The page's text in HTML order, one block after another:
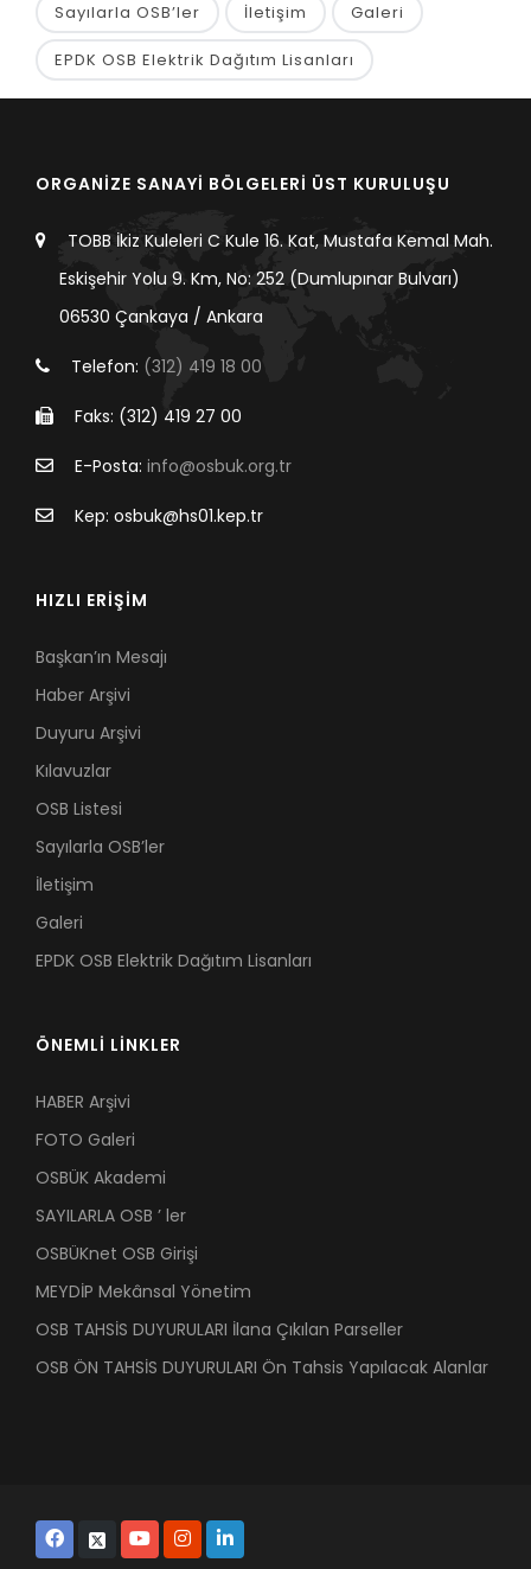
Sayılarla OSB’ler İletişim Galeri
EPDK OSB Elektrik Dağıtım Lisanları
ORGANİZE SANAYİ BÖLGELERİ ÜST KURULUŞU
TOBB İkiz Kuleleri C Kule 16. Kat, Mustafa Kemal Mah.
Eskişehir Yolu 9. Km, No: 252 (Dumlupınar Bulvarı)
06530 Çankaya / Ankara
Telefon: (312) 419 18 00
Faks: (312) 419 27 00
E-Posta: info@osbuk.org.tr
Kep: osbuk@hs01.kep.tr
HIZLI ERİŞİM
Başkan’ın Mesajı
Haber Arşivi
Duyuru Arşivi
Kılavuzlar
OSB Listesi
Sayılarla OSB’ler
İletişim
Galeri
EPDK OSB Elektrik Dağıtım Lisanları
ÖNEMLİ LİNKLER
HABER Arşivi
FOTO Galeri
OSBÜK Akademi
SAYILARLA OSB ’ ler
OSBÜKnet OSB Girişi
MEYDİP Mekânsal Yönetim
OSB TAHSİS DUYURULARI İlana Çıkılan Parseller
OSB ÖN TAHSİS DUYURULARI Ön Tahsis Yapılacak Alanlar